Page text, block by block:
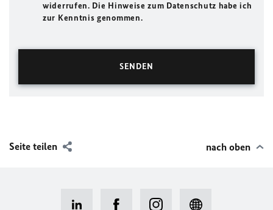
widerrufen. Die Hinweise zum Datenschutz habe ich
zur Kenntnis genommen.
Seite teilen nach oben